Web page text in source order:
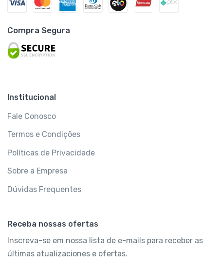
Compra Segura
Institucional
Fale Conosco
Termos e Condições
Políticas de Privacidade
Sobre a Empresa
Dúvidas Frequentes
Receba nossas ofertas
Inscreva-se em nossa lista de e-mails para receber as
últimas atualizaciones e ofertas.